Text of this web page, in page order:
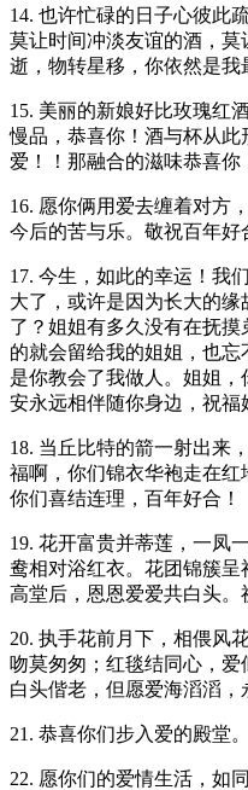
14. 也许忙碌的日子心彼此
莫让时间冲淡友谊的酒，
逝，物转星移，你依然是我
15. 美丽的新娘好比玫瑰红
慢品，恭喜你！酒与杯从
爱！！那融合的滋味恭喜你
16. 愿你俩用爱去缠着对方
今后的苦与乐。敬祝百年好
17. 今生，如此的幸运！我
大了，或许是因为长大的
了？姐姐有多久没有在抚
的就会留给我的姐姐，也忘
是你教会了我做人。姐姐
安永远相伴随你身边，祝福
18. 当丘比特的箭一射出来
福啊，你们锦衣华袍走在
你们喜结连理，百年好合！
19. 花开富贵并蒂莲，一凤
鸯相对浴红衣。花团锦簇
高堂后，恩恩爱爱共白头。
20. 执手花前月下，相偎风
吻莫匆匆；红毯结同心，
白头偕老，但愿爱海滔滔，
21. 恭喜你们步入爱的殿堂
22. 愿你们的爱情生活，如